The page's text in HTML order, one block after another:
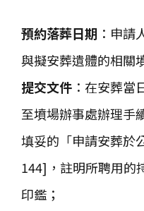
預約落葬日期 ：申請
與擬安葬遺體的相關
提交文件 ：在安葬當
至墳場辦事處辦理手
填妥的「申請安葬於
144]，註明所聘用的
印鑑；